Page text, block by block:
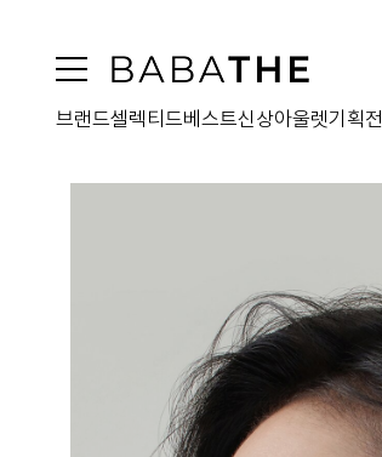
브랜드셀렉티드베스트신상아울렛기획전